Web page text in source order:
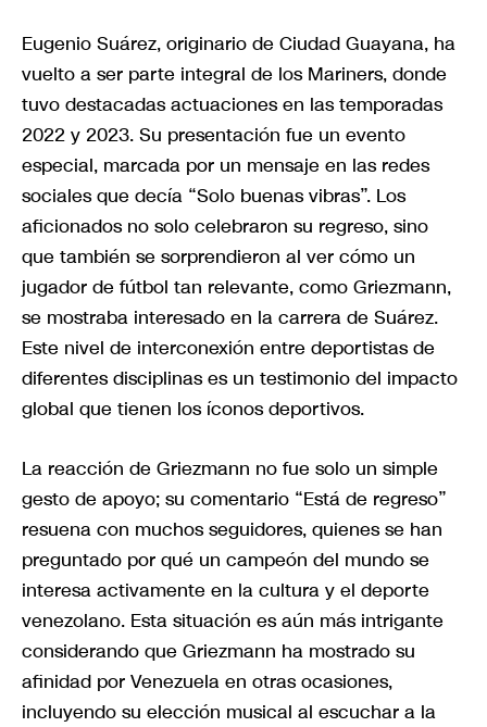
Eugenio Suárez, originario de Ciudad Guayana, ha
vuelto a ser parte integral de los Mariners, donde
tuvo destacadas actuaciones en las temporadas
2022 y 2023. Su presentación fue un evento
especial, marcada por un mensaje en las redes
sociales que decía “Solo buenas vibras”. Los
aficionados no solo celebraron su regreso, sino
que también se sorprendieron al ver cómo un
jugador de fútbol tan relevante, como Griezmann,
se mostraba interesado en la carrera de Suárez.
Este nivel de interconexión entre deportistas de
diferentes disciplinas es un testimonio del impacto
global que tienen los íconos deportivos.
La reacción de Griezmann no fue solo un simple
gesto de apoyo; su comentario “Está de regreso”
resuena con muchos seguidores, quienes se han
preguntado por qué un campeón del mundo se
interesa activamente en la cultura y el deporte
venezolano. Esta situación es aún más intrigante
considerando que Griezmann ha mostrado su
afinidad por Venezuela en otras ocasiones,
incluyendo su elección musical al escuchar a la